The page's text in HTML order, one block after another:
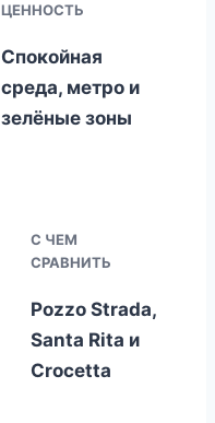
ЦЕННОСТЬ
Спокойная
среда, метро и
зелёные зоны
С ЧЕМ
СРАВНИТЬ
Pozzo Strada,
Santa Rita и
Crocetta